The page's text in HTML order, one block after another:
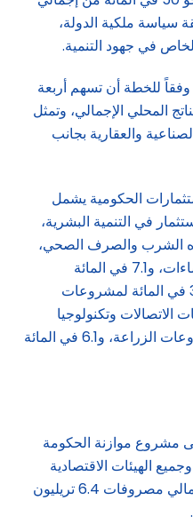
سياسة ملكية الدولة،
في جهود التنمية.
للخطة أن تسهم أربعة
من الناتج المحلي الإجمالي، وتمثل
والعقارية بجانب
الحكومية يشمل
للاستثمار في التنمية البشرية،
الشرب والصرف الصحي،
و8.4 في المائة لمشروعات الإنشاءات، و7.1 في المائة
لمشروعات النقل والتخزين، و3.8 في المائة لمشروعات
الاتصالات وتكنولوجيا
المعلومات، و3.1 في المائة لمشروعات الزراعة، و6.1 في المائة
مشروع موازنة الحكومة
الهيئات الاقتصادية
للسنة المالية 2024 – 2025 بإجمالي مصروفات 6.4 تريليون